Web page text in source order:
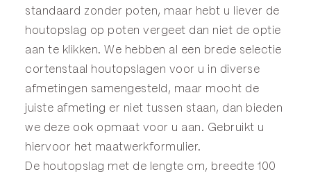
standaard zonder poten, maar hebt u liever de
houtopslag op poten vergeet dan niet de optie
aan te klikken. We hebben al een brede selectie
cortenstaal houtopslagen voor u in diverse
afmetingen samengesteld, maar mocht de
juiste afmeting er niet tussen staan, dan bieden
we deze ook opmaat voor u aan. Gebruikt u
hiervoor het maatwerkformulier.
De houtopslag met de lengte cm, breedte 100